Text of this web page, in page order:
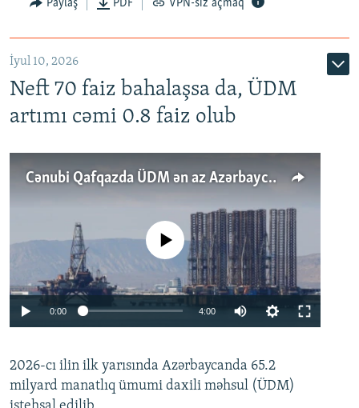
Paylaş PDF VPN-siz açmaq
İyul 10, 2026
Neft 70 faiz bahalaşsa da, ÜDM
artımı cəmi 0.8 faiz olub
Cənubi Qafqazda ÜDM ən az Azərbaycanda artır: Qonşuları niyə Bakını qabaqlaya bilir?
Auto 240p 360p 480p
No media source currently available
0:00 4:00
360p
480p
2026-cı ilin ilk yarısında Azərbaycanda 65.2
milyard manatlıq ümumi daxili məhsul (ÜDM)